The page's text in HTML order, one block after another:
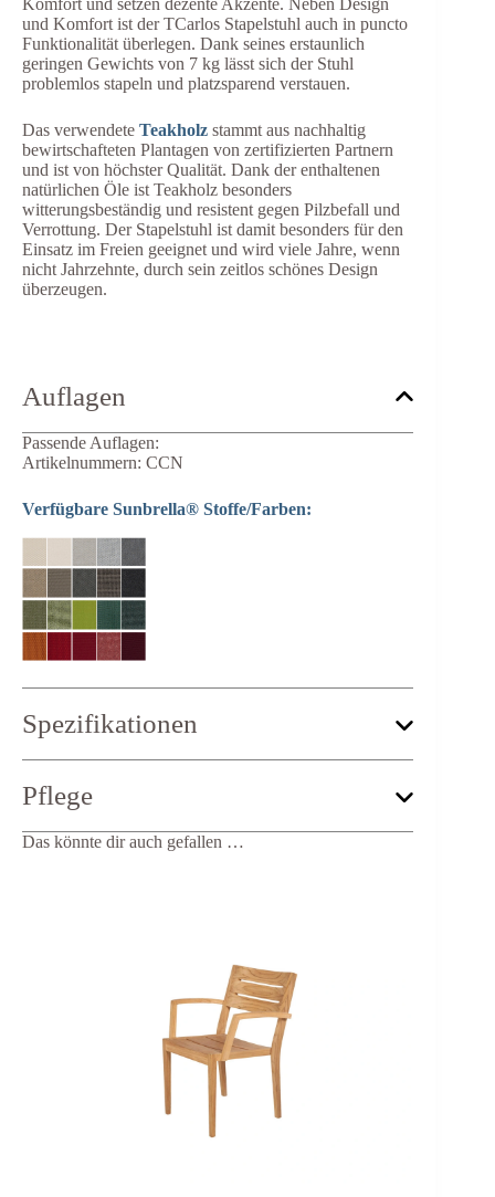
Komfort und setzen dezente Akzente. Neben Design
und Komfort ist der TCarlos Stapelstuhl auch in puncto
Funktionalität überlegen. Dank seines erstaunlich
geringen Gewichts von 7 kg lässt sich der Stuhl
problemlos stapeln und platzsparend verstauen.
Das verwendete Teakholz stammt aus nachhaltig
bewirtschafteten Plantagen von zertifizierten Partnern
und ist von höchster Qualität. Dank der enthaltenen
natürlichen Öle ist Teakholz besonders
witterungsbeständig und resistent gegen Pilzbefall und
Verrottung. Der Stapelstuhl ist damit besonders für den
Einsatz im Freien geeignet und wird viele Jahre, wenn
nicht Jahrzehnte, durch sein zeitlos schönes Design
überzeugen.
Auflagen
Passende Auflagen:
Artikelnummern: CCN
Verfügbare Sunbrella® Stoffe/Farben:
Spezifikationen
Tiefe:
Höhe:
Gewicht:7 kg
Sitzbreite:47 cm
Pflege
Das könnte dir auch gefallen …